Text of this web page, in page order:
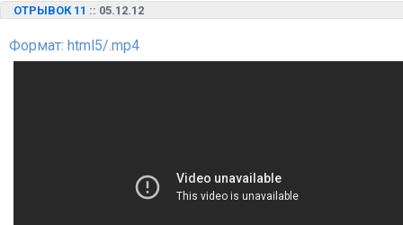
ОТРЫВОК 11 :: 05.12.12
Формат: html5/.mp4